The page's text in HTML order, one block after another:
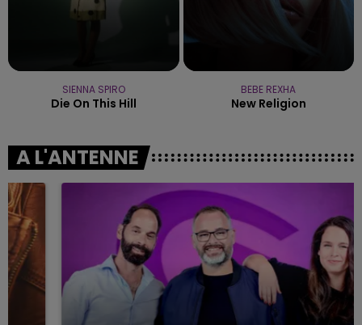
SIENNA SPIRO
Die On This Hill
BEBE REXHA
New Religion
A L'ANTENNE